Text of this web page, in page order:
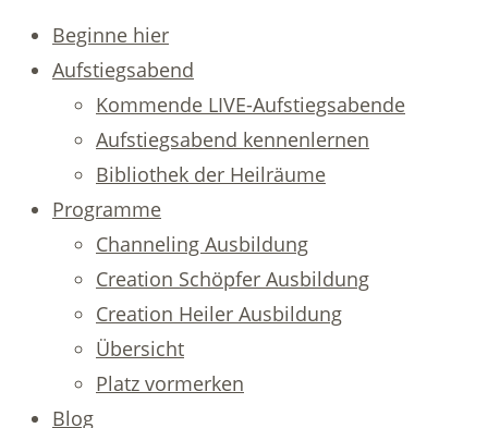
Beginne hier
Aufstiegsabend
Kommende LIVE-Aufstiegsabende
Aufstiegsabend kennenlernen
Bibliothek der Heilräume
Programme
Channeling Ausbildung
Creation Schöpfer Ausbildung
Creation Heiler Ausbildung
Übersicht
Platz vormerken
Blog